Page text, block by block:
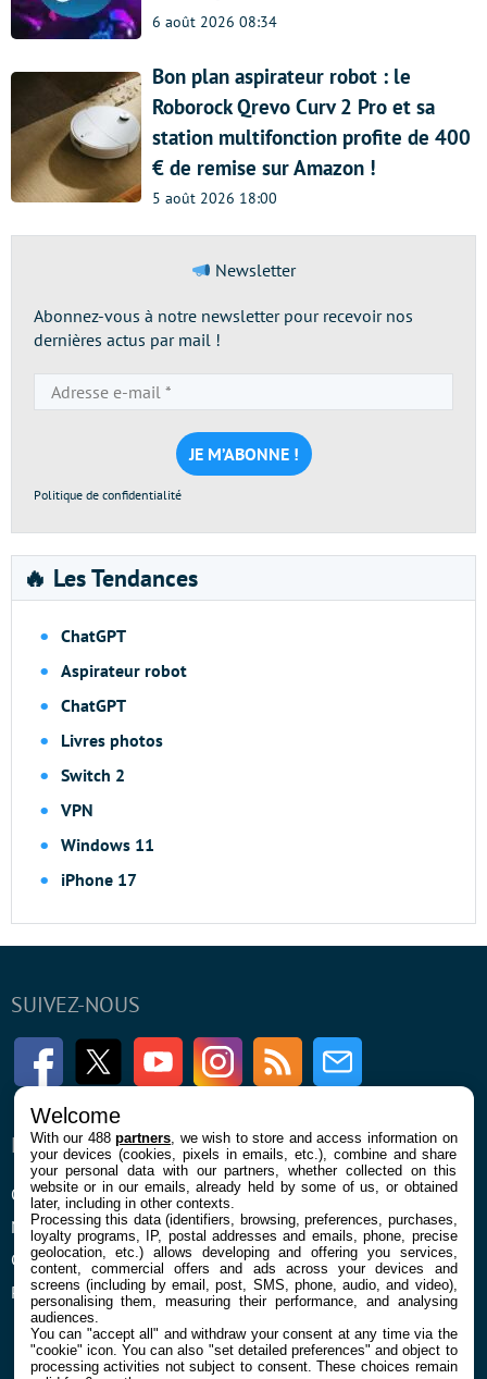
6 août 2026 08:34
Bon plan aspirateur robot : le
Roborock Qrevo Curv 2 Pro et sa
station multifonction profite de 400
€ de remise sur Amazon !
5 août 2026 18:00
Newsletter
Abonnez-vous à notre newsletter pour recevoir nos
dernières actus par mail !
e-
mail
*
Politique de confidentialité
🔥 Les Tendances
ChatGPT
Aspirateur robot
ChatGPT
Livres photos
Switch 2
VPN
Windows 11
iPhone 17
SUIVEZ-NOUS
FacebookTwitter Youtube InstagramRSS Newsletter
ENTREPRISE
Qui sommes nous
Mentions légales et CGU
Confidentialité et Cookies
Préférences cookies
À PROPOS
La rédaction
Contact
Welcome
With our 488partners , we wish to store and access information on
your devices (cookies, pixels in emails, etc.), combine and share
your personal data with our partners, whether collected on this
website or in our emails, already held by some of us, or obtained
later, including in other contexts.
Processing this data (identifiers, browsing, preferences, purchases,
loyalty programs, IP, postal addresses and emails, phone, precise
geolocation, etc.) allows developing and offering you services,
content, commercial offers and ads across your devices and
screens (including by email, post, SMS, phone, audio, and video),
personalising them, measuring their performance, and analysing
audiences.
You can "accept all" and withdraw your consent at any time via the
"cookie" icon. You can also "set detailed preferences" and object to
processing activities not subject to consent. These choices remain